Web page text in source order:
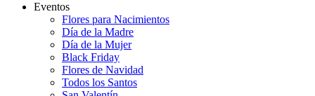
Eventos
Flores para Nacimientos
Día de la Madre
Día de la Mujer
Black Friday
Flores de Navidad
Todos los Santos